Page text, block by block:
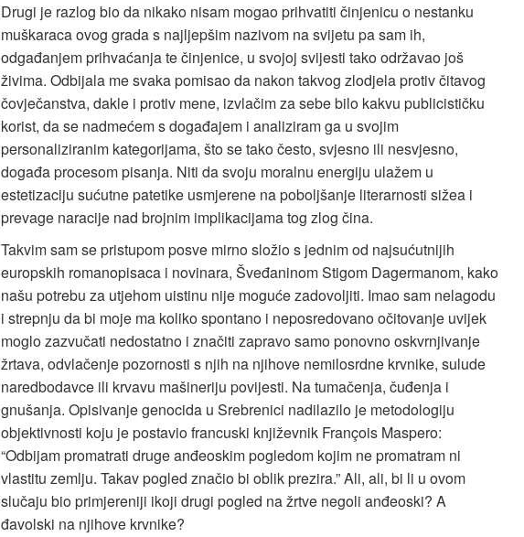
Drugi je razlog bio da nikako nisam mogao prihvatiti činjenicu o ne­stanku
muškaraca ovog grada s najljepšim nazivom na svijetu pa sam ih,
odgađanjem prihvaćanja te činjenice, u svojoj svijesti tako održavao još
živima. Odbijala me svaka pomisao da nakon takvog zlodjela protiv čitavog
čovječanstva, dakle i protiv mene, izvlačim za sebe bilo kakvu publicističku
korist, da se nadmećem s događajem i analiziram ga u svojim
personaliziranim kategorijama, što se tako često, svjesno ili nesvjesno,
događa procesom pisanja. Niti da svoju moralnu energiju ulažem u
estetizaciju sućutne patetike usmjerene na poboljšanje literarnosti sižea i
prevage naracije nad brojnim implikacijama tog zlog čina.
Takvim sam se pristupom posve mirno složio s jednim od najsućutnijih
europskih romanopisaca i novinara, Šveđaninom Stigom Dagermanom, kako
našu potrebu za utjehom uistinu nije moguće zadovoljiti. Imao sam nelagodu
i strepnju da bi moje ma koliko spontano i neposredovano očitovanje uvijek
moglo zazvučati nedostatno i značiti zapravo samo ponovno oskvrnjivanje
žrtava, odvlačenje pozornosti s njih na njihove nemilosrdne krvnike, sulude
naredbodavce ili krvavu mašineriju povijesti. Na tuma­čenja, čuđenja i
gnušanja. Opisivanje genocida u Srebrenici nadilazilo je metodologiju
objektivnosti koju je postavio francuski književnik François Maspero:
“Odbijam promatrati druge anđeoskim pogledom kojim ne promatram ni
vlastitu zemlju. Takav pogled značio bi oblik prezira.” Ali, ali, bi li u ovom
slučaju bio primjereniji ikoji drugi pogled na žrtve negoli anđeoski? A
đavolski na njihove krvnike?